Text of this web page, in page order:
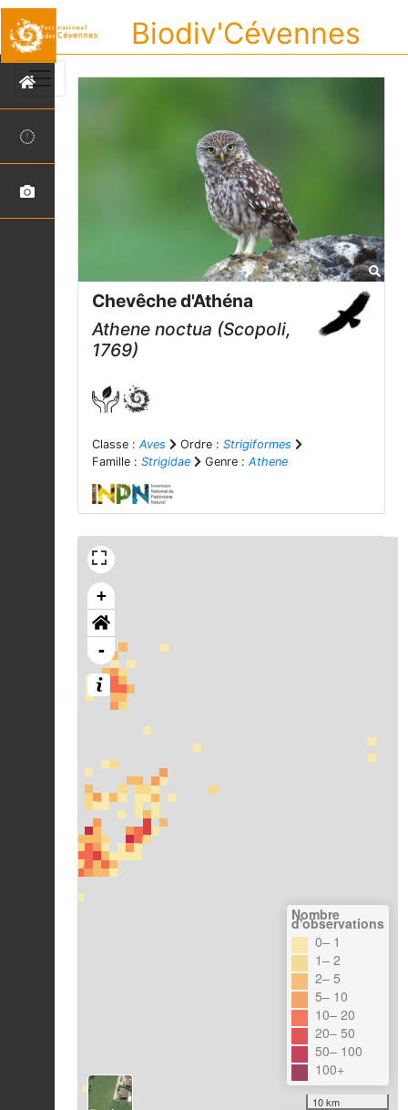
Biodiv'Cévennes
Chevêche d'Athéna
Athene noctua (Scopoli,
1769)
Classe : Aves Ordre : Strigiformes
Famille : Strigidae Genre : Athene
+
-
Nombre
d'observations
0– 1
1– 2
2– 5
5– 10
10– 20
20– 50
50– 100
100+
10 km